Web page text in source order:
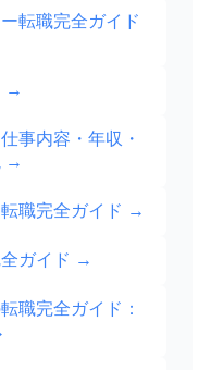
転職完全ガイド
→
事内容・年収・
→
職完全ガイド →
ガイド →
職完全ガイド：